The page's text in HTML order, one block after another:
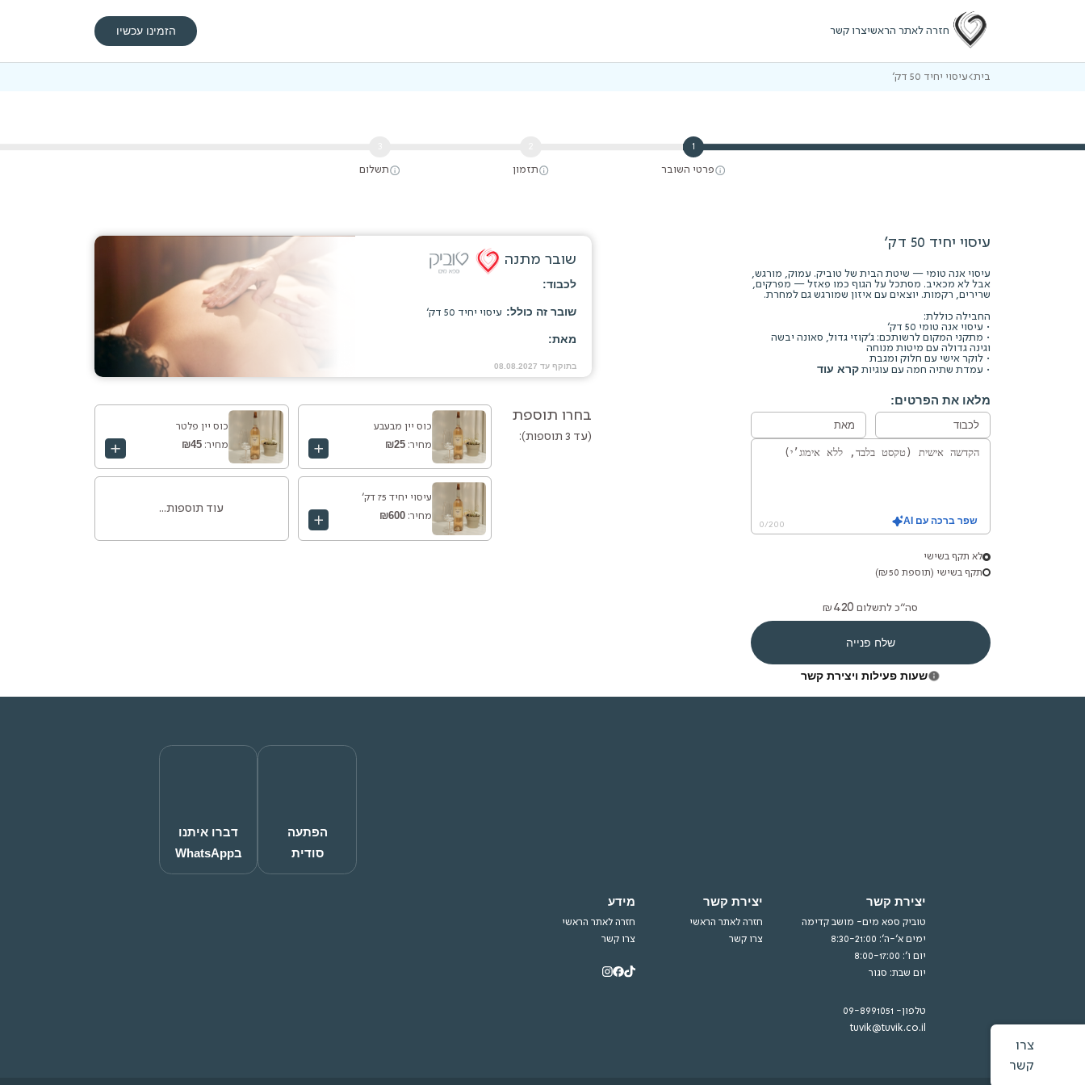
חזרה לאתר הראשיצרו קשר הזמינו עכשיו
בית>עיסוי יחיד 50 דק’
1
פרטי השובר תזמון תשלום
עיסוי יחיד 50 דק’
עיסוי אנה טומי — שיטת הבית של טוביק. עמוק, מורגש,
אבל לא מכאיב. מסתכל על הגוף כמו פאזל — מפרקים,
שרירים, רקמות. יוצאים עם איזון שמורגש גם למחרת.
החבילה כוללת:
• עיסוי אנה טומי 50 דק'
• מתקני המקום לרשותכם: ג'קוזי גדול, סאונה יבשה
וגינה גדולה עם מיטות מנוחה
• לוקר אישי עם חלוק ומגבת
• עמדת שתיה חמה עם עוגיות קרא עוד
מלאו את הפרטים:
שפר ברכה עם AI 0 /200
לא תקף בשישי
תקף בשישי (תוספת ₪50)
סה”כ לתשלום ₪ 420
שלח פנייה
שעות פעילות ויצירת קשר
שובר מתנה
עיסוי יחיד 50 דק'
בתוקף עד 08.08.2027
בחרו תוספת
(עד 3 תוספות):
כוס יין מבעבע
מחיר:₪25
כוס יין פלטר
מחיר:₪45
עיסוי יחיד 75 דק'
מחיר:₪600
עוד תוספות...
הפתעה
סודית
דברו איתנו
בWhatsApp
יצירת קשר
טוביק ספא מים- מושב קדימה
ימים א’-ה’: 8:30-21:00
יום ו’: 8:00-17:00
יום שבת: סגור
טלפון- 09-8991051
tuvik@tuvik.co.il
יצירת קשר
חזרה לאתר הראשי
צרו קשר
מידע
חזרה לאתר הראשי
צרו קשר
צרו
קשר